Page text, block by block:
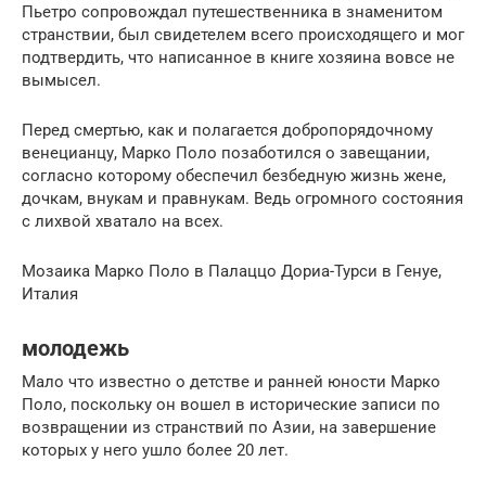
Пьетро сопровождал путешественника в знаменитом
странствии, был свидетелем всего происходящего и мог
подтвердить, что написанное в книге хозяина вовсе не
вымысел.
Перед смертью, как и полагается добропорядочному
венецианцу, Марко Поло позаботился о завещании,
согласно которому обеспечил безбедную жизнь жене,
дочкам, внукам и правнукам. Ведь огромного состояния
с лихвой хватало на всех.
Мозаика Марко Поло в Палаццо Дориа-Турси в Генуе,
Италия
молодежь
Мало что известно о детстве и ранней юности Марко
Поло, поскольку он вошел в исторические записи по
возвращении из странствий по Азии, на завершение
которых у него ушло более 20 лет.